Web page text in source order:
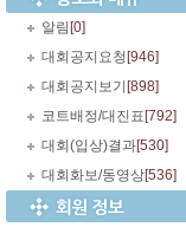
알림 [0]
대회공지요청 [946]
대회공지보기 [898]
코트배정/대진표 [792]
대회(입상)결과[530]
대회화보/동영상[536]